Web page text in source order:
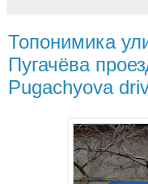
Топонимика
Пугачёва
Pugachyova